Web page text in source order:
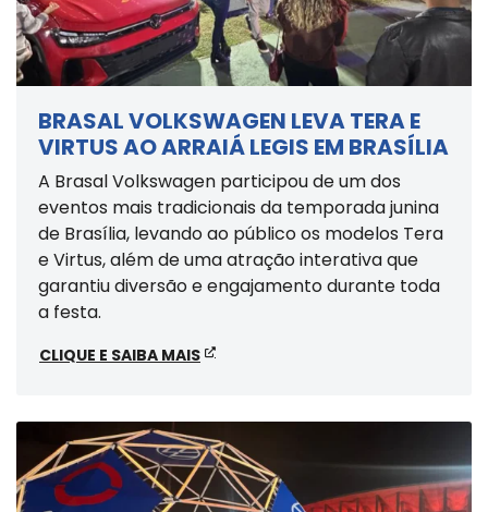
BRASAL VOLKSWAGEN LEVA TERA E
VIRTUS AO ARRAIÁ LEGIS EM BRASÍLIA
A Brasal Volkswagen participou de um dos
eventos mais tradicionais da temporada junina
de Brasília, levando ao público os modelos Tera
e Virtus, além de uma atração interativa que
garantiu diversão e engajamento durante toda
a festa.
CLIQUE E SAIBA MAIS